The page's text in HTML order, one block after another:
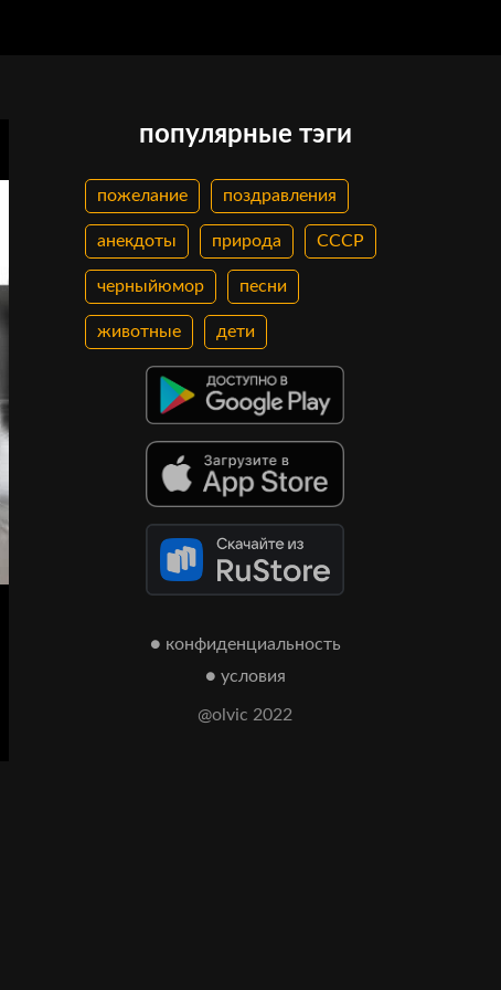
популярные тэги
пожелание поздравления
анекдоты природа СССР
черныйюмор песни
животные дети
● конфиденциальность
● условия
@olvic 2022